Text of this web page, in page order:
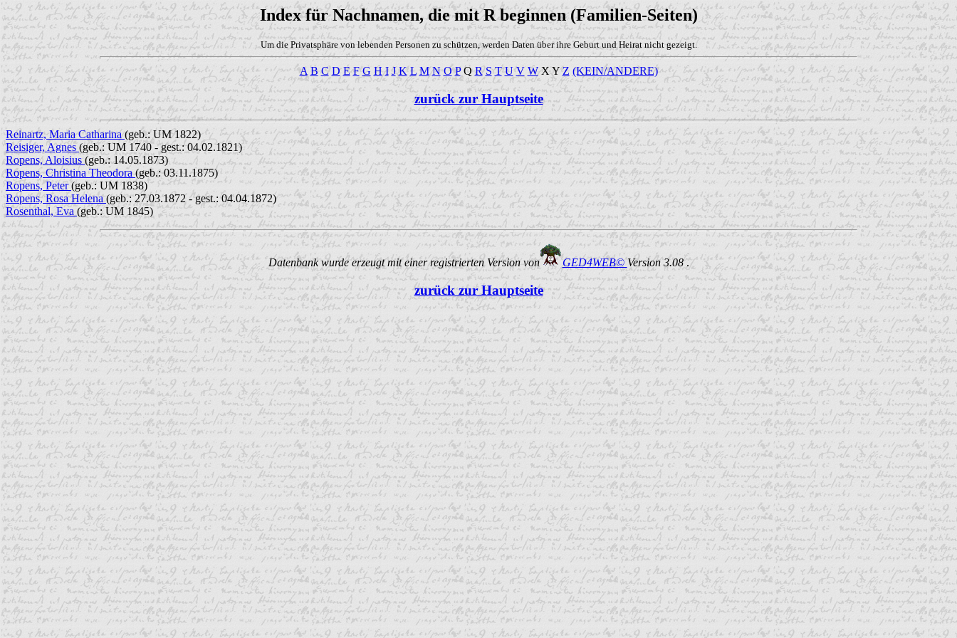
Index für Nachnamen, die mit R beginnen (Familien-Seiten)
Um die Privatsphäre von lebenden Personen zu schützen, werden Daten über ihre Geburt und Heirat nicht gezeigt.
A B C D E F G H I J K L M N O PQR S T U V WX YZ (KEIN/ANDERE)
zurück zur Hauptseite
Reinartz, Maria Catharina(geb.: UM 1822)
Reisiger, Agnes(geb.: UM 1740 - gest.: 04.02.1821)
Ropens, Aloisius (geb.: 14.05.1873)
Ropens, Christina Theodora(geb.: 03.11.1875)
Ropens, Peter(geb.: UM 1838)
Ropens, Rosa Helena(geb.: 27.03.1872 - gest.: 04.04.1872)
Rosenthal, Eva (geb.: UM 1845)
Datenbank wurde erzeugt mit einer registrierten Version von GED4WEB©Version 3.08.
zurück zur Hauptseite